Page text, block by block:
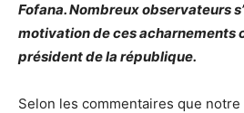
Fofana. Nombreux observateurs
motivation de ces acharnements
président de la république.
Selon les commentaires que